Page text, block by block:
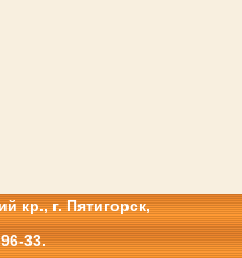
кр., г. Пятигорск,
33.